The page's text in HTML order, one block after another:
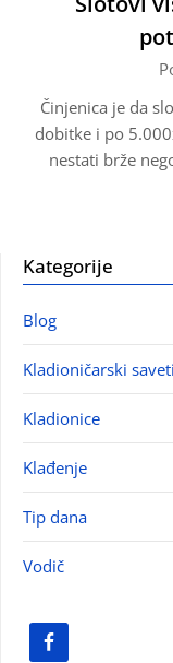
Činjenica je da
dobitke i po
nestati brže
Kategorije
Blog
Kladioničarski saveti
Kladionice
Klađenje
Tip dana
Vodič